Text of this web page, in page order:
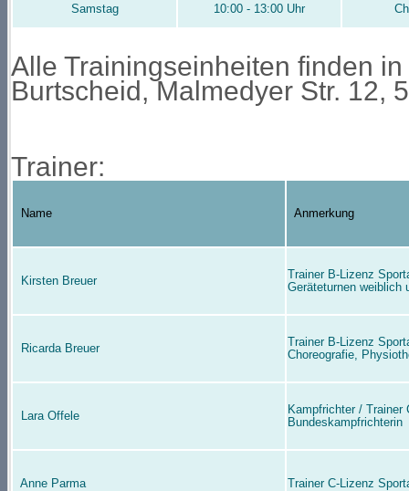
Samstag 10:00 - 13:00 Uhr
Alle Trainingseinheiten finden
Burtscheid, Malmedyer Str. 12,
Trainer:
Name Anmerkung
Kirsten Breuer
Trainer B-Lizenz
Geräteturnen weiblich
Ricarda Breuer
Trainer B-Lizenz
Choreografie,
Lara Offele
Kampfrichter / Trainer
Bundeskampfrichterin
Anne Parma Trainer C-Lizenz